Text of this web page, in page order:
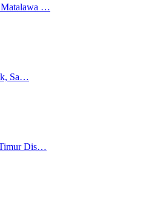
Matalawa …
Sa…
Timur Dis…